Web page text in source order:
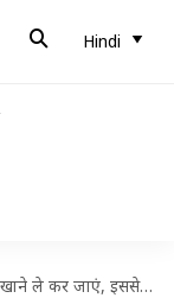
Hindi
बढ़ेगी उनकी जिज्ञासा और वे बनेंगे बुद्धिमान